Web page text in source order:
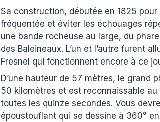
Sa construction, débutée en 1825
fréquentée et éviter les échouages
une bande rocheuse au large, du
des Baleineaux. L’un et l’autre furent
Fresnel qui fonctionnent encore à ce
D’une hauteur de 57 mètres, le grand
50 kilomètres et est reconnaissable
toutes les quinze secondes. Vous
époustouflant qui se dessine à 360°